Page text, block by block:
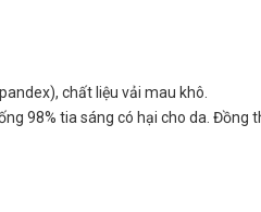
chất liệu vải mau khô.
98% tia sáng có hại cho da. Đồng